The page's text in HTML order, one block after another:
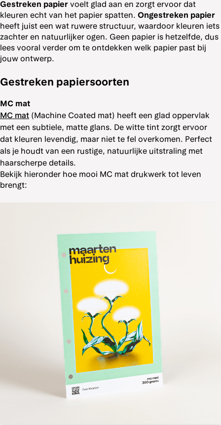
Gestreken papier voelt glad aan en zorgt ervoor dat
kleuren echt van het papier spatten. Ongestreken papier
heeft juist een wat ruwere structuur, waardoor kleuren iets
zachter en natuurlijker ogen. Geen papier is hetzelfde, dus
lees vooral verder om te ontdekken welk papier past bij
jouw ontwerp.
Gestreken papiersoorten
MC mat
MC mat (Machine Coated mat) heeft een glad oppervlak
met een subtiele, matte glans. De witte tint zorgt ervoor
dat kleuren levendig, maar niet te fel overkomen. Perfect
als je houdt van een rustige, natuurlijke uitstraling met
haarscherpe details.
Bekijk hieronder hoe mooi MC mat drukwerk tot leven
brengt: